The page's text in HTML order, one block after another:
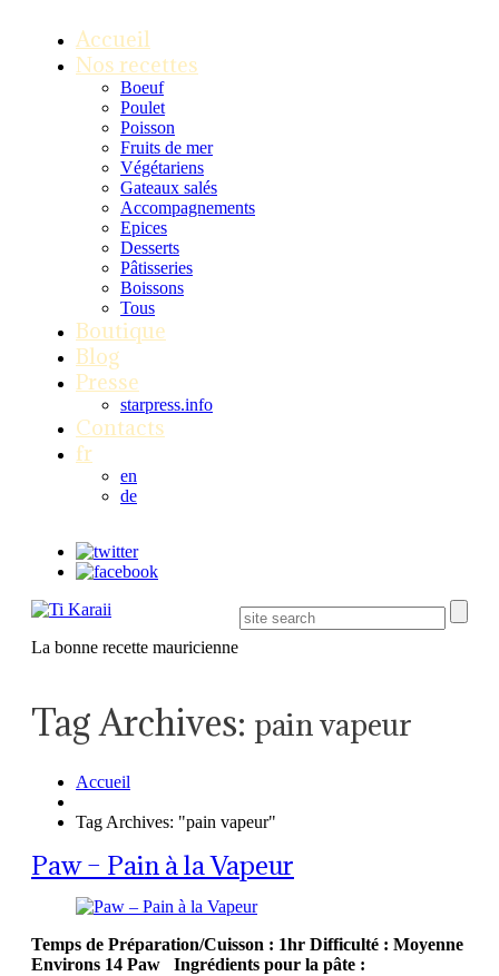
Accueil
Nos recettes
Boeuf
Poulet
Poisson
Fruits de mer
Végétariens
Gateaux salés
Accompagnements
Epices
Desserts
Pâtisseries
Boissons
Tous
Boutique
Blog
Presse
starpress.info
Contacts
fr
en
de
La bonne recette mauricienne
Tag Archives: pain vapeur
Accueil
Tag Archives: "pain vapeur"
Paw – Pain à la Vapeur
Temps de Préparation/Cuisson : 1hr Difficulté : Moyenne
Environs 14 Paw
Ingrédients pour la pâte :